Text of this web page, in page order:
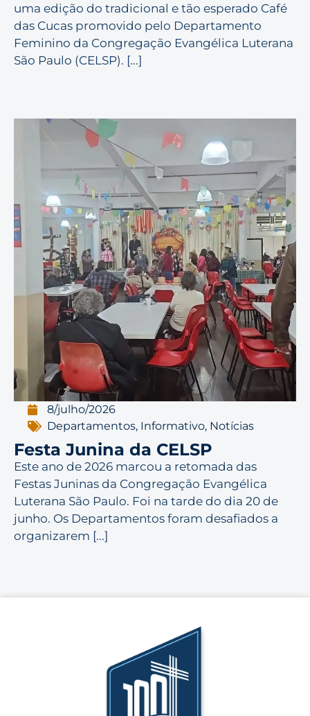
uma edição do tradicional e tão esperado Café
das Cucas promovido pelo Departamento
Feminino da Congregação Evangélica Luterana
São Paulo (CELSP). [...]
8/julho/2026
Departamentos, Informativo, Notícias
Festa Junina da CELSP
Este ano de 2026 marcou a retomada das
Festas Juninas da Congregação Evangélica
Luterana São Paulo. Foi na tarde do dia 20 de
junho. Os Departamentos foram desafiados a
organizarem [...]